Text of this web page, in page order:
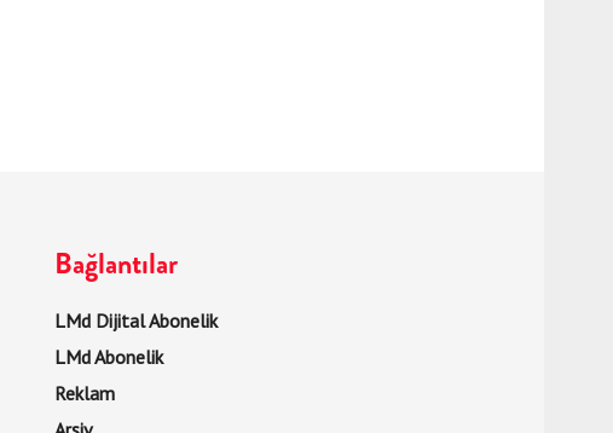
Bağlantılar
LMd Dijital Abonelik
LMd Abonelik
Reklam